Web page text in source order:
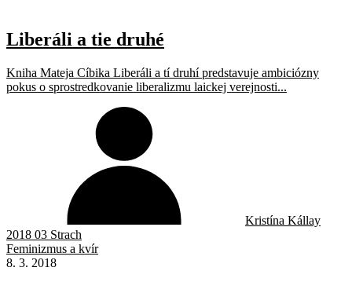
Liberáli a tie druhé
Kniha Mateja Cíbika Liberáli a tí druhí predstavuje ambiciózny
pokus o sprostredkovanie liberalizmu laickej verejnosti...
Kristína Kállay
2018 03 Strach
Feminizmus a kvír
8. 3. 2018